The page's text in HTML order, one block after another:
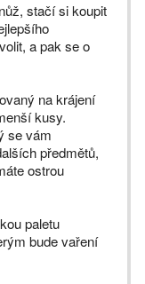
stačí si koupit
a pak se o
na krájení
kusy.
se vám
předmětů,
ostrou
paletu
bude vaření